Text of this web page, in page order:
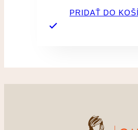
PRIDAŤ DO